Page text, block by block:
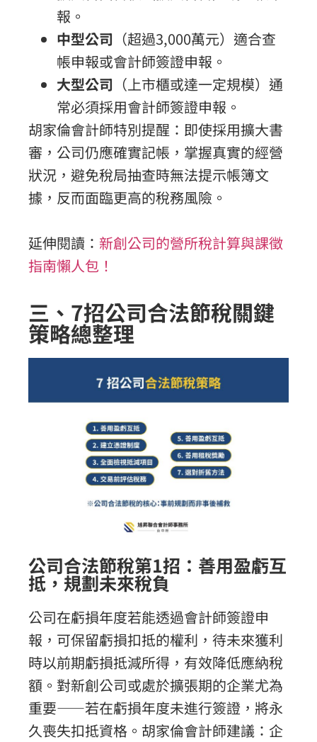
報。
中型公司 （超過3,000萬元）適合查
帳申報或會計師簽證申報。
大型公司 （上市櫃或達一定規模）通
常必須採用會計師簽證申報。
胡家倫會計師特別提醒：即使採用擴大書
審，公司仍應確實記帳，掌握真實的經營
狀況，避免稅局抽查時無法提示帳簿文
據，反而面臨更高的稅務風險。
延伸閱讀： 新創公司的營所稅計算與課徵
指南懶人包！
三、7招公司合法節稅關鍵
策略總整理
公司合法節稅第1招：善用盈虧互
抵，規劃未來稅負​
公司在虧損年度若能透過會計師簽證申
報，可保留虧損扣抵的權利，待未來獲利
時以前期虧損抵減所得，有效降低應納稅
額。對新創公司或處於擴張期的企業尤為
重要——若在虧損年度未進行簽證，將永
久喪失扣抵資格。胡家倫會計師建議：企